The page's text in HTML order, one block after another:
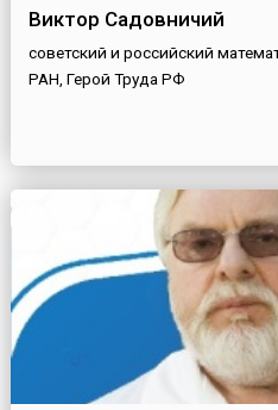
Виктор Садовничий
советский и российский
РАН, Герой Труда РФ